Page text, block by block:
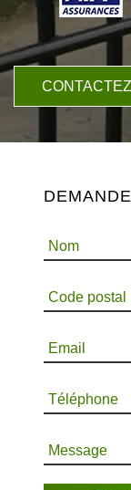
Nom
Code postal
Email
Téléphone
Message